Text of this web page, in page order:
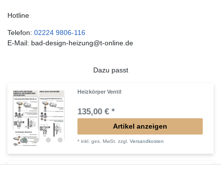
Hotline
Telefon: 02224 9806-116
E-Mail: bad-design-heizung@t-online.de
Dazu passt
Heizkörper Ventil
135,00 € *
Artikel anzeigen
*inkl. ges. MwSt. zzgl.Versandkosten